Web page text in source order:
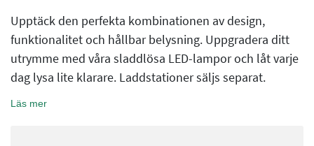
Upptäck den perfekta kombinationen av design,
funktionalitet och hållbar belysning. Uppgradera ditt
utrymme med våra sladdlösa LED-lampor och låt varje
dag lysa lite klarare. Laddstationer säljs separat.
Läs mer